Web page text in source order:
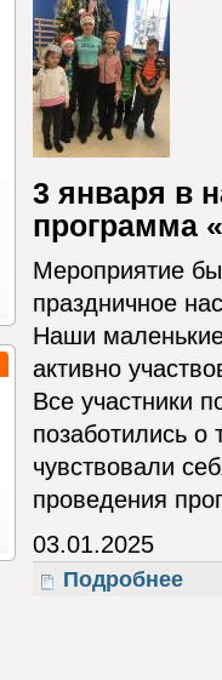
3 января в
программа
Мероприятие
праздничное
Наши маленькие
активно
Все участники
позаботились о
чувствовали
проведения
03.01.2025
Подробнее